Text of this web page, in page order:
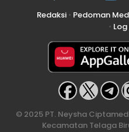
Redaksi• Pedoman
•
© 2025 PT. Neysha
Kecamatan Telaga